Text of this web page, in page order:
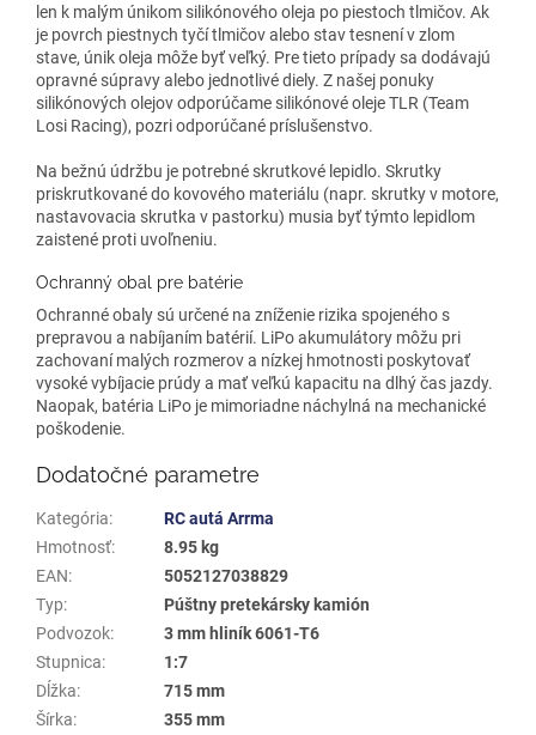
len k malým únikom silikónového oleja po piestoch tlmičov. Ak
je povrch piestnych tyčí tlmičov alebo stav tesnení v zlom
stave, únik oleja môže byť veľký. Pre tieto prípady sa dodávajú
opravné súpravy alebo jednotlivé diely. Z našej ponuky
silikónových olejov odporúčame silikónové oleje TLR (Team
Losi Racing), pozri odporúčané príslušenstvo.
Na bežnú údržbu je potrebné skrutkové lepidlo. Skrutky
priskrutkované do kovového materiálu (napr. skrutky v motore,
nastavovacia skrutka v pastorku) musia byť týmto lepidlom
zaistené proti uvoľneniu.
Ochranný obal pre batérie
Ochranné obaly sú určené na zníženie rizika spojeného s
prepravou a nabíjaním batérií. LiPo akumulátory môžu pri
zachovaní malých rozmerov a nízkej hmotnosti poskytovať
vysoké vybíjacie prúdy a mať veľkú kapacitu na dlhý čas jazdy.
Naopak, batéria LiPo je mimoriadne náchylná na mechanické
poškodenie.
Dodatočné parametre
Kategória:
RC autá Arrma
Hmotnosť:
8.95 kg
EAN:
5052127038829
Typ:
Púštny pretekársky kamión
Podvozok:
3 mm hliník 6061-T6
Stupnica:
1:7
Dĺžka:
715 mm
Šírka: 355 mm